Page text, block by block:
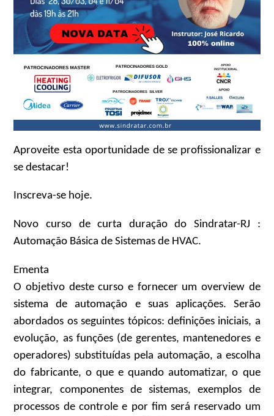
Aproveite esta oportunidade de se profissionalizar e
se destacar!
Inscreva-se hoje.
Novo curso de curta duração do Sindratar-RJ :
Automação Básica de Sistemas de HVAC.
Ementa
O objetivo deste curso e fornecer um overview de
sistema de automação e suas aplicações. Serão
abordados os seguintes tópicos: definições iniciais, a
evolução, as funções (de gerentes, mantenedores e
operadores) substituídas pela automação, a escolha
do fabricante, o que e quando automatizar, o que
integrar, componentes de sistemas, exemplos de
processos de controle e por fim será reservado um